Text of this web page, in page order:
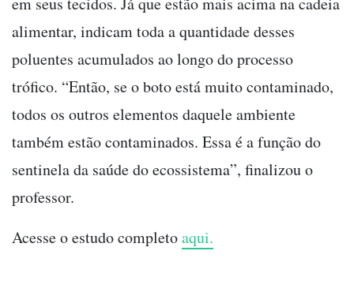
alimentar, indicam toda a quantidade desses
poluentes acumulados ao longo do processo
trófico. “Então, se o boto está muito contaminado,
todos os outros elementos daquele ambiente
também estão contaminados. Essa é a função do
sentinela da saúde do ecossistema”, finalizou o
professor.
Acesse o estudo completoaqui.